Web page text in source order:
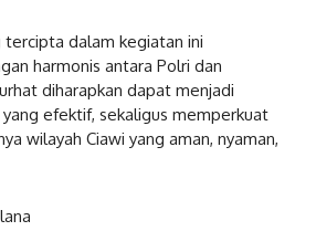
tercipta dalam kegiatan ini
harmonis antara Polri dan
diharapkan dapat menjadi
efektif, sekaligus memperkuat
wilayah Ciawi yang aman, nyaman,